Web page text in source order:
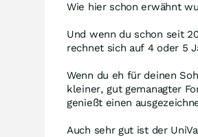
Wie hier schon erwähnt
Und wenn du schon seit
rechnet sich auf 4 oder 5
Wenn du eh für deinen
kleiner, gut gemanagter
genießt einen
Auch sehr gut ist der